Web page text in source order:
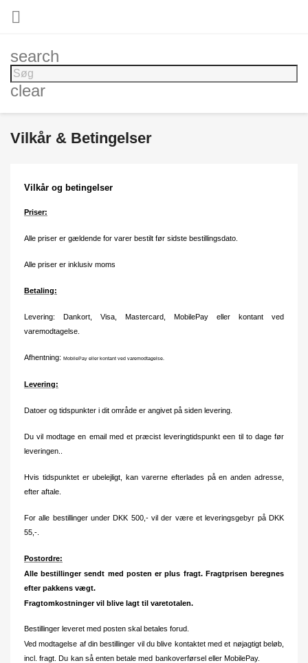

search
clear
Vilkår & Betingelser
Vilkår og betingelser
Priser:
Alle priser er gældende for varer bestilt før sidste bestillingsdato.
Alle priser er inklusiv moms
Betaling:
Levering: Dankort, Visa, Mastercard, MobilePay eller kontant ved
varemodtagelse.
Afhentning: MobilePay eller kontant ved varemodtagelse.
Levering:
Datoer og tidspunkter i dit område er angivet på siden levering.
Du vil modtage en email med et præcist leveringtidspunkt een til to dage før
leveringen..
Hvis tidspunktet er ubelejligt, kan varerne efterlades på en anden adresse,
efter aftale.
For alle bestillinger under DKK 500,- vil der være et leveringsgebyr på DKK
55,-.
Postordre:
Alle bestillinger sendt med posten er plus fragt. Fragtprisen beregnes
efter pakkens vægt.
Fragtomkostninger vil blive lagt til varetotalen.
Bestillinger leveret med posten skal betales forud.
Ved modtagelse af din bestillinger vil du blive kontaktet med et nøjagtigt beløb,
incl. fragt. Du kan så enten betale med bankoverførsel eller MobilePay.